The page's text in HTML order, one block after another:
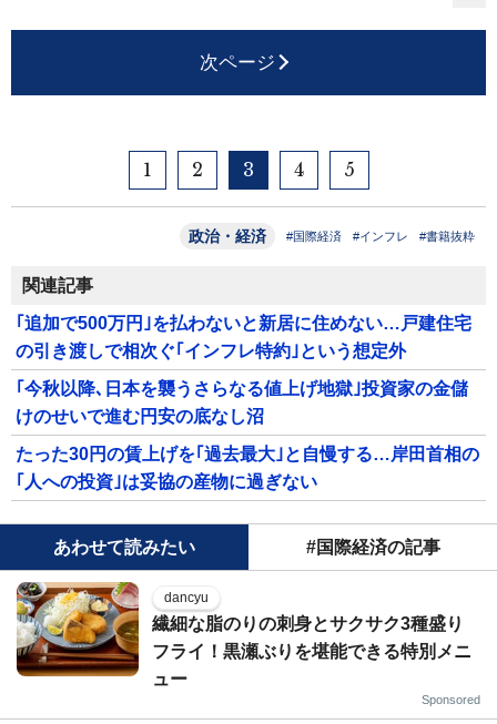
次ページ
1 2 3 4 5
政治・経済 #国際経済 #インフレ #書籍抜粋
関連記事
｢追加で500万円｣を払わないと新居に住めない…戸建住宅
の引き渡しで相次ぐ｢インフレ特約｣という想定外
｢今秋以降､日本を襲うさらなる値上げ地獄｣投資家の金儲
けのせいで進む円安の底なし沼
たった30円の賃上げを｢過去最大｣と自慢する…岸田首相の
｢人への投資｣は妥協の産物に過ぎない
あわせて読みたい #国際経済の記事
dancyu
繊細な脂のりの刺身とサクサク3種盛り
フライ！黒瀬ぶりを堪能できる特別メニ
ュー
Sponsored